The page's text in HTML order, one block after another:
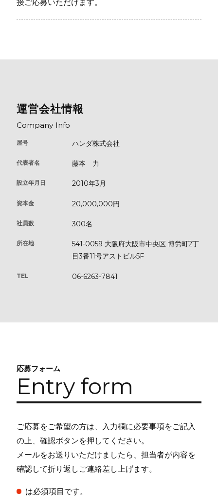
接ご応募いただけます。
運営会社情報
Company Info
屋号 ハンダ株式会社
代表者名 藤本 ⼒
設立年月日 2010年3⽉
資本金 20,000,000円
社員数 300名
所在地
541-0059 ⼤阪府⼤阪市中央区 博労町2丁
⽬3番11号アストビル5F
TEL 06-6263-7841
応募フォーム
Entry form
ご応募をご希望の方は、入力欄に必要事項をご記入
の上、確認ボタンを押してください。
メールをお送りいただけましたら、担当者が内容を
確認して折り返しご連絡差し上げます。
は必須項目です。